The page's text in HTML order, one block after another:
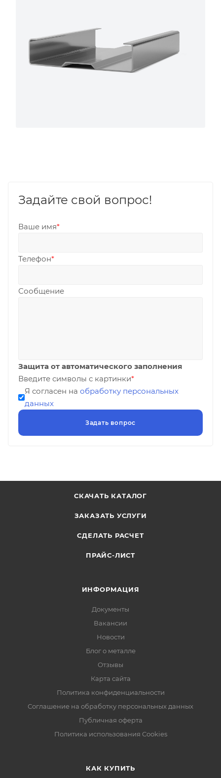
Задайте свой вопрос!
Ваше имя*
Телефон*
Сообщение
Защита от автоматического заполнения
Введите символы с картинки*
Я согласен на обработку персональных
данных
СКАЧАТЬ КАТАЛОГ
ЗАКАЗАТЬ УСЛУГИ
СДЕЛАТЬ РАСЧЕТ
ПРАЙС-ЛИСТ
ИНФОРМАЦИЯ
Документы
Вакансии
Новости
Блог о металле
Отзывы
Карта сайта
Политика конфиденциальности
Соглашение на обработку персональных данных
Публичная оферта
Политика использования Cookies
КАК КУПИТЬ